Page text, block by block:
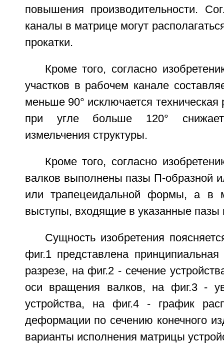
повышения производительности.
каналы в матрице могут
прокатки.
Кроме того, согласно
участков в рабочем канале
меньше 90° исключается техническая
при угле больше 120°
измельчения структуры.
Кроме того, согласно
валков выполнены пазы П-образной
или трапецеидальной формы, а в
выступы, входящие в указанные пазы
Сущность изобретения
фиг.1 представлена
разрезе, на фиг.2 - сечение
оси вращения валков, на фиг.3 -
устройства, на фиг.4 - график
деформации по сечению конечного
варианты исполнения матрицы